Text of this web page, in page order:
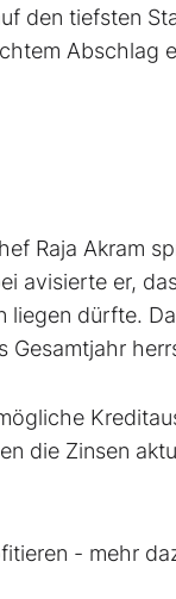
den tiefsten
Abschlag
Raja Akram
avisierte er,
dürfte.
Gesamtjahr
die Zinsen
- mehr